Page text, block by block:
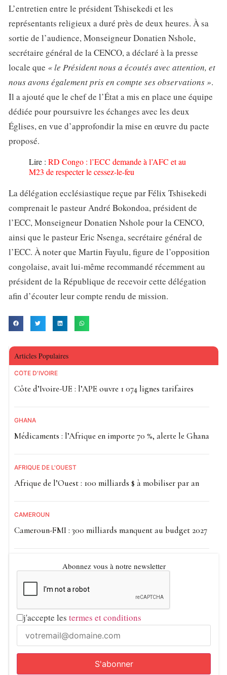
L’entretien entre le président Tshisekedi et les
représentants religieux a duré près de deux heures. À sa
sortie de l’audience, Monseigneur Donatien Nshole,
secrétaire général de la CENCO, a déclaré à la presse
locale que « le Président nous a écoutés avec attention, et
nous avons également pris en compte ses observations ».
Il a ajouté que le chef de l’État a mis en place une équipe
dédiée pour poursuivre les échanges avec les deux
Églises, en vue d’approfondir la mise en œuvre du pacte
proposé.
Lire : RD Congo : l’ECC demande à l’AFC et au
M23 de respecter le cessez-le-feu
La délégation ecclésiastique reçue par Félix Tshisekedi
comprenait le pasteur André Bokondoa, président de
l’ECC, Monseigneur Donatien Nshole pour la CENCO,
ainsi que le pasteur Eric Nsenga, secrétaire général de
l’ECC. À noter que Martin Fayulu, figure de l’opposition
congolaise, avait lui-même recommandé récemment au
président de la République de recevoir cette délégation
afin d’écouter leur compte rendu de mission.
Articles Populaires
CÔTE D'IVOIRE
Côte d’Ivoire-UE : l’APE ouvre 1 074 lignes tarifaires
GHANA
Médicaments : l’Afrique en importe 70 %, alerte le Ghana
AFRIQUE DE L'OUEST
Afrique de l’Ouest : 100 milliards $ à mobiliser par an
CAMEROUN
Cameroun-FMI : 300 milliards manquent au budget 2027
Abonnez vous à notre newsletter
j'accepte les termes et conditions